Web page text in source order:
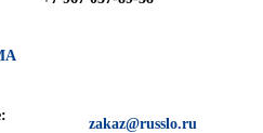
zakaz@russlo.ru